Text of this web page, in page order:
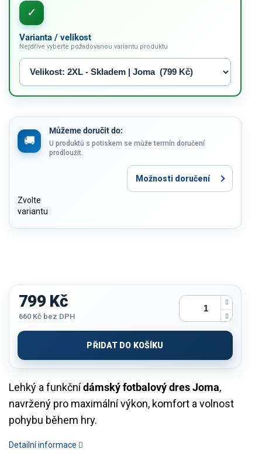
Varianta / velikost
Nejdříve vyberte požadovanou variantu produktu
Můžeme doručit do:
Zvolte
variantu
U produktů s potiskem se může termín doručení
prodloužit.
Možnosti doručení
Lehký a funkčnídámský fotbalový dres Joma,
navržený pro maximální výkon, komfort a volnost
pohybu během hry.
Detailní informace
799 Kč
660 Kč bez DPH
cena:
PŘIDAT DO KOŠÍKU